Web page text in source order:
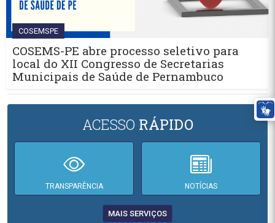
COSEMSPE
COSEMS-PE abre processo seletivo para
local do XII Congresso de Secretarias
Municipais de Saúde de Pernambuco
ACESSO RÁPIDO
TRANSPARÊNCIA NOTÍCIAS
MAIS SERVIÇOS